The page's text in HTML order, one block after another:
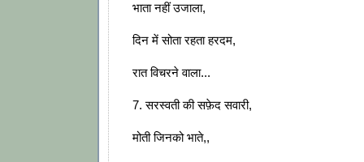
भाता नहीं उजाला,
दिन में सोता रहता हरदम,
रात विचरने वाला...
7. सरस्वती की सफ़ेद सवारी,
मोती जिनको भाते,,